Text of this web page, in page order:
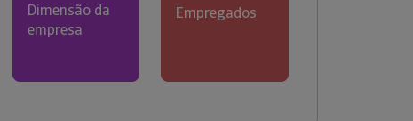
Dimensão da
empresa
Empregados